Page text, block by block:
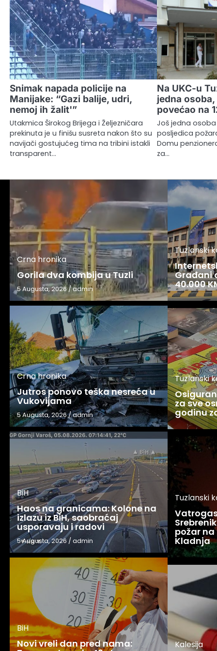
Snimak napada policije na
Manijake: “Gazi balije, udri,
nemoj ih žalit'”
Utakmica Širokog Brijega i Željezničara
prekinuta je u finišu susreta nakon što su
navijači gostujućeg tima na tribini istakli
transparent…
Na UKC-u
jedna
povećao na
Još jedna
posljedica
Domu
za…
Crna hronika
Gorila dva kombija u Tuzli
5 Augusta, 2026/admin
Crna hronika
Jutros ponovo teška nesreća u
Vukovijama
5 Augusta, 2026/admin
BiH
Haos na granicama: Kolone na
izlazu iz BiH, saobraćaj
usporavaju i radovi
5 Augusta, 2026 /admin
BiH
Novi vreli dan pred nama:
Tuzlanski
Građani
40.000
Tuzlanski
za sve
godinu
Tuzlanski
požar
Kladnja
Kalesija